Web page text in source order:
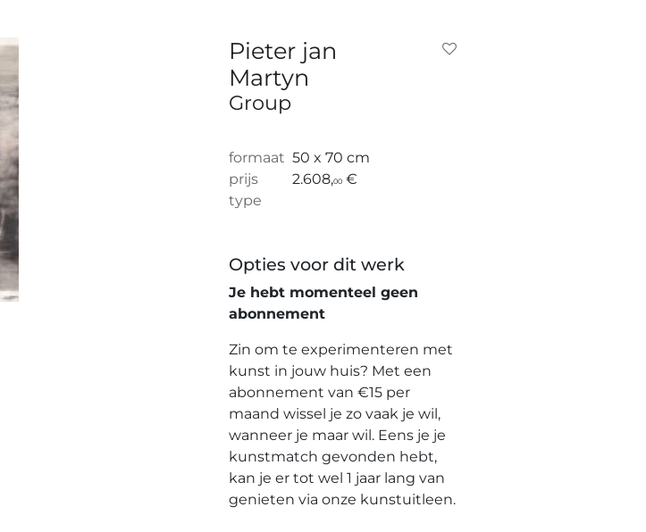
Pieter jan
Martyn
Group
formaat 50 x 70 cm
prijs
2.608,00 €
type
Opties voor dit werk
Je hebt momenteel geen
abonnement
Zin om te experimenteren met
kunst in jouw huis? Met een
abonnement van €15 per
maand wissel je zo vaak je wil,
wanneer je maar wil. Eens je je
kunstmatch gevonden hebt,
kan je er tot wel 1 jaar lang van
genieten via onze kunstuitleen.